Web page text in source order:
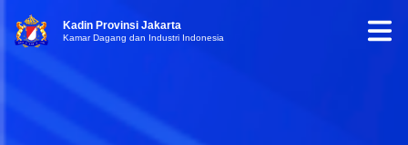
Kadin Provinsi Jakarta
Kamar Dagang dan Industri Indonesia